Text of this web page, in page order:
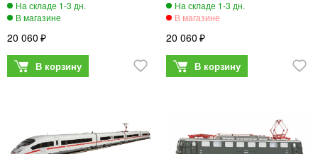
20 060 20 060